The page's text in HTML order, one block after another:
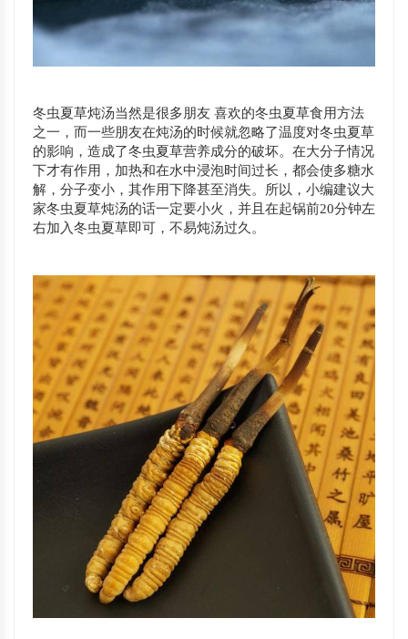
冬虫夏草炖汤当然是很多朋友 喜欢的冬虫夏草食用方法
之一，而一些朋友在炖汤的时候就忽略了温度对冬虫夏草
的影响，造成了冬虫夏草营养成分的破坏。在大分子情况
下才有作用，加热和在水中浸泡时间过长，都会使多糖水
解，分子变小，其作用下降甚至消失。所以，小编建议大
家冬虫夏草炖汤的话一定要小火，并且在起锅前20分钟左
右加入冬虫夏草即可，不易炖汤过久。